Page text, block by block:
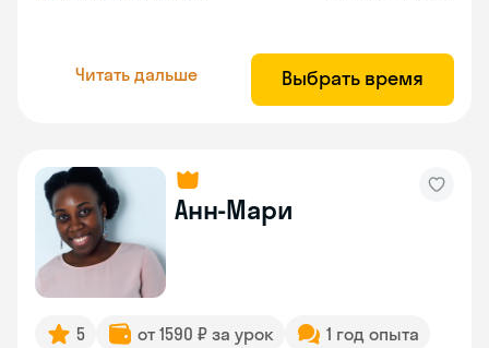
Читать дальше Выбрать время
Анн-Мари
5 от 1590 ₽ за урок
1 год опыта